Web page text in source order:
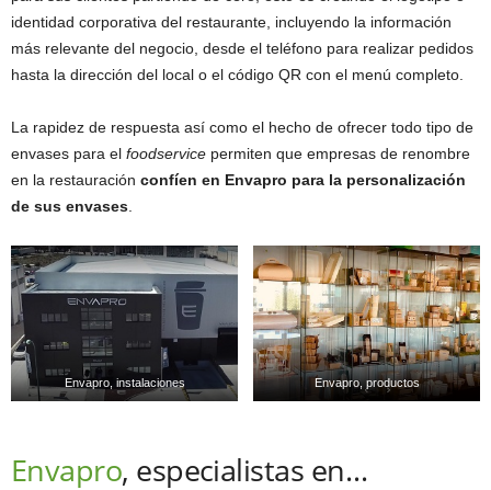
identidad corporativa del restaurante, incluyendo la información
más relevante del negocio, desde el teléfono para realizar pedidos
hasta la dirección del local o el código QR con el menú completo.
La rapidez de respuesta así como el hecho de ofrecer todo tipo de
envases para el foodservice permiten que empresas de renombre
en la restauración confíen en Envapro para la personalización
de sus envases
Envapro, instalaciones Envapro, productos
Envapro, especialistas en…